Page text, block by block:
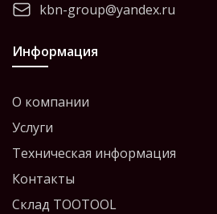
kbn-group@yandex.ru
Информация
О компании
Услуги
Техническая информация
Контакты
Склад TOOTOOL